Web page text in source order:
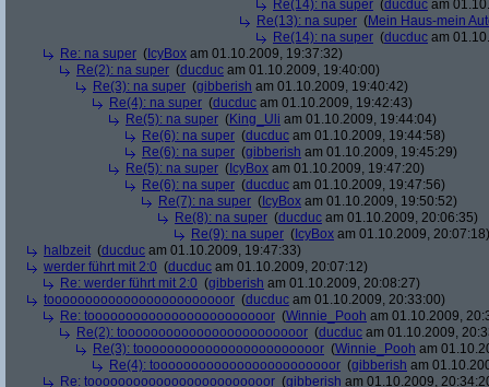
Re(14): na super (ducduc am
Re(13): na super (Mein Haus-mein
Re(14): na super (ducduc am
Re: na super ( IcyBox am 01.10.2009, 19:37:32)
Re(2): na super (ducduc am 01.10.2009, 19:40:00)
Re(3): na super (gibberish am 01.10.2009, 19:40:42)
Re(4): na super (ducduc am 01.10.2009, 19:42:43)
Re(5): na super (King_Uli am 01.10.2009, 19:44:04)
Re(6): na super (ducduc am 01.10.2009, 19:44:58)
Re(6): na super (gibberish am 01.10.2009, 19:45:29)
Re(5): na super ( IcyBox am 01.10.2009, 19:47:20)
Re(6): na super (ducduc am 01.10.2009, 19:47:56)
Re(7): na super ( IcyBox am 01.10.2009, 19:50:52)
Re(8): na super (ducduc am 01.10.2009, 20:06:35)
Re(9): na super ( IcyBox am 01.10.2009, 20:07:18)
halbzeit (ducduc am 01.10.2009, 19:47:33)
werder führt mit 2:0 (ducduc am 01.10.2009, 20:07:12)
Re: werder führt mit 2:0 (gibberish am 01.10.2009, 20:08:27)
toooooooooooooooooooooooor (ducduc am 01.10.2009, 20:33:00)
Re: toooooooooooooooooooooooor (Winnie_Pooh am 01.10.2009,
Re(2): toooooooooooooooooooooooor (ducduc am 01.10.2009,
Re(3): toooooooooooooooooooooooor (Winnie_Pooh am
Re(4): toooooooooooooooooooooooor (gibberish am
Re: toooooooooooooooooooooooor (gibberish am 01.10.2009,